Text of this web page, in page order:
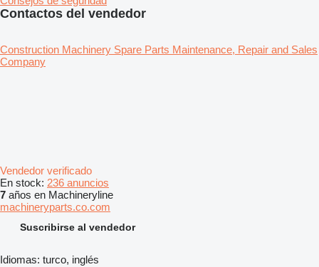
Contactos del vendedor
Construction Machinery Spare Parts Maintenance, Repair and Sales
Company
Vendedor verificado
En stock: 236 anuncios
7 años en Machineryline
machineryparts.co.com
Suscribirse al vendedor
Idiomas: turco, inglés